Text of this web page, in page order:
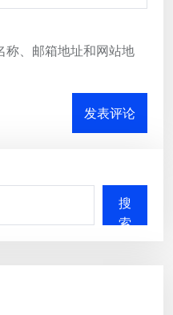
称、邮箱地址和网站地
搜
索